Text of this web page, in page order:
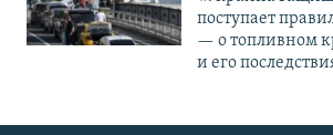
поступает
— о топливном
и его